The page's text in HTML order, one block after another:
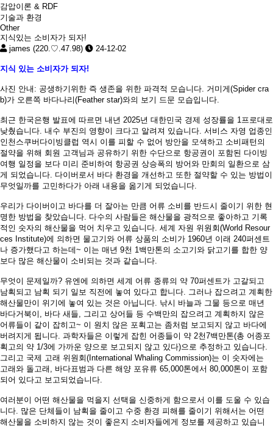
감압이론 & RDF
기술과 환경
Other
지식있는 소비자가 되자!
james (220.♡.47.98)
24-12-02
지식 있는 소비자가 되자!
사진 안내 : 공생하기위한 즉 생존을 위한 파격적 모습니다 거미게(Spider cra
b)가 오른쪽 바다나리(Feather star)와의 보기 드문 모습입니다
최근 한국은행 발표에 따르면 내년 2025년 대한민국 경제 성장률을 1 프로대로
낮췄습니다 내수 부진의 영향이 크다고 알려져 있습니다 서비스 자영 업종인
인천스쿠버다이빙클럽 역시 이를 피할 수 없어 방안을 모색하고 소비패턴의
절약을 위해 회원 고객님과 공유하기 위한 수단으로 항공권이 포함된 다이빙
여행 일정을 보다 미리 준비하여 항공권 상승폭의 방어와 만회의 일환으로 삼
게 되었습니다 다이버로서 바다 환경을 개선하고 또한 절약할 수 있는 방법이
무엇일까를 고민하다가 아래 내용을 옮기게 되었습니다
우리가 다이버이고 바다를 더 잘아는 만큼 어류 소비를 반드시 줄이기 위한 현
명한 방법을 찾았습니다 다수의 사람들은 해산물을 광적으로 좋아하고 기록
적인 숫자의 해산물을 먹어 치우고 있습니다 세계 자원 위원회(World Resour
ces Institute)에 의하면 물고기와 어류 상품의 소비가 1960년 이래 240퍼센트
나 증가했다고 하는데~ 이는 매년 9천 1 백만톤의 소고기와 닭고기를 합한 양
보다 많은 해산물이 소비되는 것과 같습니다
무엇이 문제일까? 유엔에 의하면 세계 어류 종류의 약 70퍼센트가 고갈되고
남획되고 남획 되기 일보 직전에 놓여 있다고 합니다
그러나 잡으려고 계획한
해산물만이 위기에 놓여 있는 것은 아닙니다 낚시 바늘과 그물 등으로 매년
바다거북이
바다 새들
그리고 상어들 등 수백만의 잡으려고 계획하지 않은
어류들이 같이 잡히고~ 이 원치 않은 포획고는 좀처럼 보고되지 않고 바다에
버려지게 됩니다 과학자들은 이렇게 잡힌 어종들이 약 2천7백만톤(총 어종포
획고의 약 1/3에 가까운 양으로 보고되지 않고 있다)으로 추정하고 있습니다
그리고 국제 고래 위원회(International Whaling Commission)는 이 숫자에는
고래와 돌고래
바다표범과 다른 해양 포유류 65,000톤에서 80,000톤이 포함
되어 있다고 보고되었습니다
여러분이 어떤 해산물을 먹을지 선택을 신중하게 함으로서 이를 도울 수 있습
니다 많은 단체들이 남획을 줄이고 수중 환경 피해를 줄이기 위해서는 어떤
해산물을 소비하지 않는 것이 좋은지 소비자들에게 정보를 제공하고 있습니